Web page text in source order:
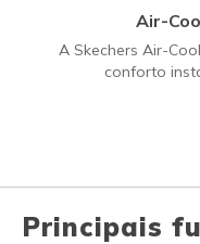
Air-
A Skechers Air-
conforto
Principais